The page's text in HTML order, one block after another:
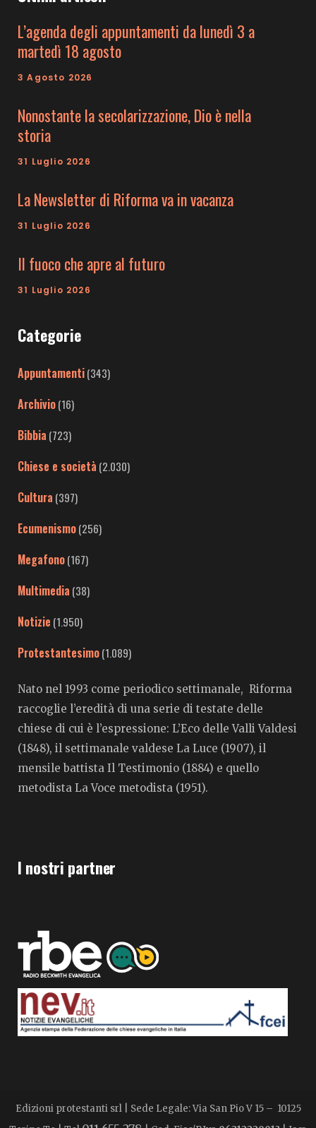
L’agenda degli appuntamenti da lunedì 3 a
martedì 18 agosto
3 Agosto 2026
Nonostante la secolarizzazione, Dio è nella
storia
31 Luglio 2026
La Newsletter di Riforma va in vacanza
31 Luglio 2026
Il fuoco che apre al futuro
31 Luglio 2026
Categorie
Appuntamenti(343)
Archivio(16)
Bibbia (723)
Chiese e società (2.030)
Cultura (397)
Ecumenismo(256)
Megafono(167)
Multimedia (38)
Notizie (1.950)
Protestantesimo(1.089)
Nato nel 1993 come periodico settimanale, Riforma
raccoglie l’eredità di una serie di testate delle
chiese di cui è l’espressione: L’Eco delle Valli Valdesi
(1848), il settimanale valdese La Luce (1907), il
mensile battista Il Testimonio (1884) e quello
metodista La Voce metodista (1951).
I nostri partner
Edizioni protestanti srl | Sede Legale: Via San Pio V 15 – 10125